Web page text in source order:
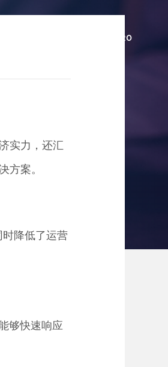
16620512720
实力，还汇
方案。
时降低了运营
够快速响应